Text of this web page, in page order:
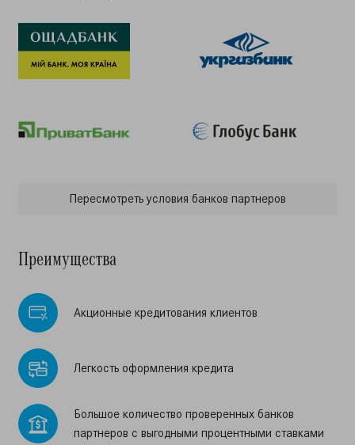
Пересмотреть условия банков партнеров
Преимущества
Акционные кредитования клиентов
Легкость оформления кредита
Большое количество проверенных банков
партнеров с выгодными процентными ставками